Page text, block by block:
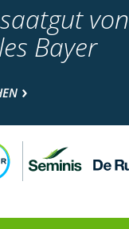
von
Bayer